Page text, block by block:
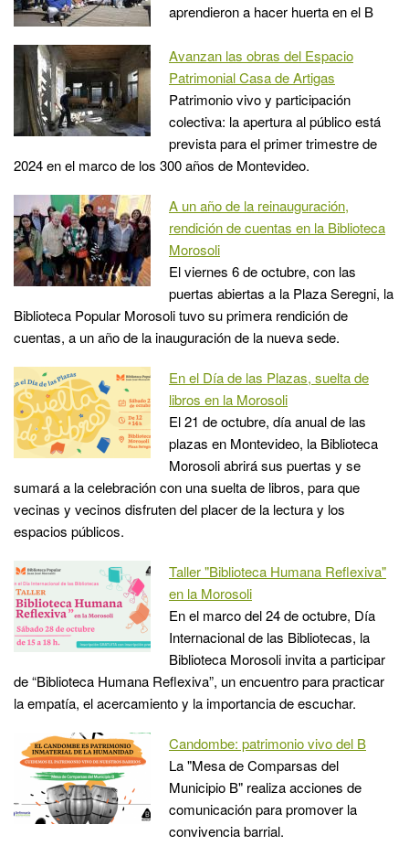
aprendieron a hacer huerta en el B
Avanzan las obras del Espacio
Patrimonial Casa de Artigas
Patrimonio vivo y participación
colectiva: la apertura al público está
prevista para el primer trimestre de
2024 en el marco de los 300 años de Montevideo.
A un año de la reinauguración,
rendición de cuentas en la Biblioteca
Morosoli
El viernes 6 de octubre, con las
puertas abiertas a la Plaza Seregni, la
Biblioteca Popular Morosoli tuvo su primera rendición de
cuentas, a un año de la inauguración de la nueva sede.
En el Día de las Plazas, suelta de
libros en la Morosoli
El 21 de octubre, día anual de las
plazas en Montevideo, la Biblioteca
Morosoli abrirá sus puertas y se
sumará a la celebración con una suelta de libros, para que
vecinas y vecinos disfruten del placer de la lectura y los
espacios públicos.
Taller "Biblioteca Humana Reflexiva"
en la Morosoli
En el marco del 24 de octubre, Día
Internacional de las Bibliotecas, la
Biblioteca Morosoli invita a participar
de “Biblioteca Humana Reflexiva”, un encuentro para practicar
la empatía, el acercamiento y la importancia de escuchar.
Candombe: patrimonio vivo del B
La "Mesa de Comparsas del
Municipio B" realiza acciones de
comunicación para promover la
convivencia barrial.